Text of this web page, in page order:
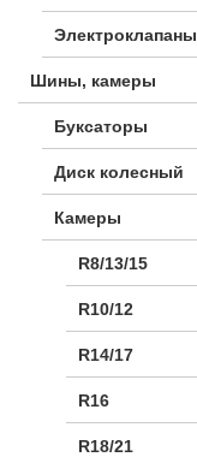
Электроклапаны
Шины, камеры
Буксаторы
Диск колесный
Камеры
R8/13/15
R10/12
R14/17
R16
R18/21